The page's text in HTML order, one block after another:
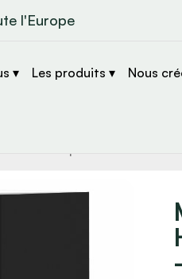
l'Europe
▾ Les produits ▾ Nous